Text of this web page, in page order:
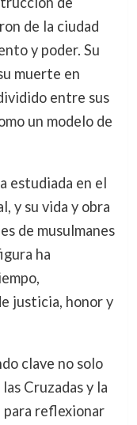
de la ciudad
y poder. Su
muerte en
entre sus
un modelo de
estudiada en el
y su vida y obra
de musulmanes
ha
justicia, honor y
clave no solo
Cruzadas y la
reflexionar